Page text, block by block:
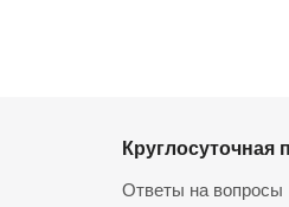
Круглосуточная
Ответы на вопросы